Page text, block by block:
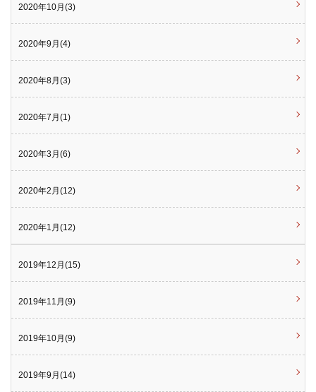
2020年10月(3)
2020年9月(4)
2020年8月(3)
2020年7月(1)
2020年3月(6)
2020年2月(12)
2020年1月(12)
2019年12月(15)
2019年11月(9)
2019年10月(9)
2019年9月(14)